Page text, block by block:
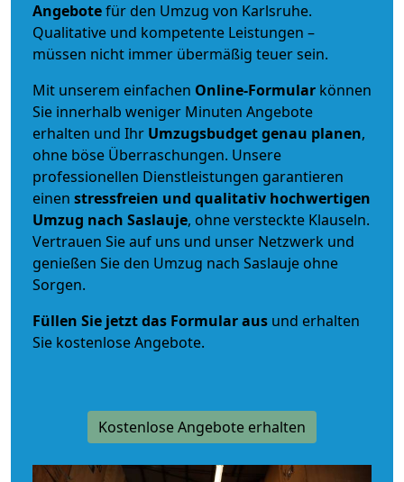
Angebotefür den Umzug von Karlsruhe.
Qualitative und kompetente Leistungen –
müssen nicht immer übermäßig teuer sein.
Mit unserem einfachen Online-Formular können
Sie innerhalb weniger Minuten Angebote
erhalten und Ihr Umzugsbudgetgenau planen,
ohne böse Überraschungen. Unsere
professionellen Dienstleistungen garantieren
einen stressfreien und qualitativ hochwertigen
Umzug nach Saslauje, ohne versteckte Klauseln.
Vertrauen Sie auf uns und unser Netzwerk und
genießen Sie den Umzug nach Saslauje ohne
Sorgen.
Füllen Sie jetzt das Formular aus und erhalten
Sie kostenlose Angebote.
Kostenlose Angebote erhalten